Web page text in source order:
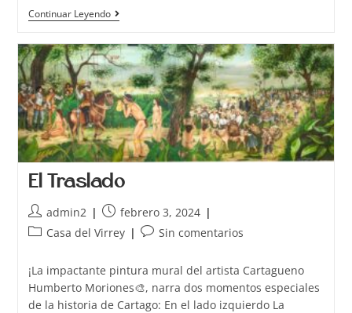
Continuar Leyendo
El Traslado
admin2
febrero 3, 2024
Casa del Virrey
Sin comentarios
¡La impactante pintura mural del artista Cartagueno
Humberto Moriones🎨, narra dos momentos especiales
de la historia de Cartago: En el lado izquierdo La